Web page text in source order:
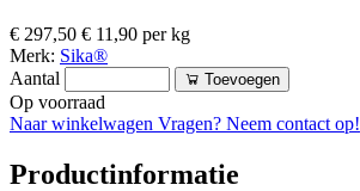
€ 297,50 € 11,90 per kg
Merk: Sika®
Aantal
Toevoegen
Op voorraad
Naar winkelwagen Vragen? Neem contact op!
Productinformatie